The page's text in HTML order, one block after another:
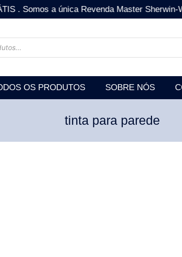
. Somos a única Revenda Master
OS PRODUTOS SOBRE NÓS
tinta para parede